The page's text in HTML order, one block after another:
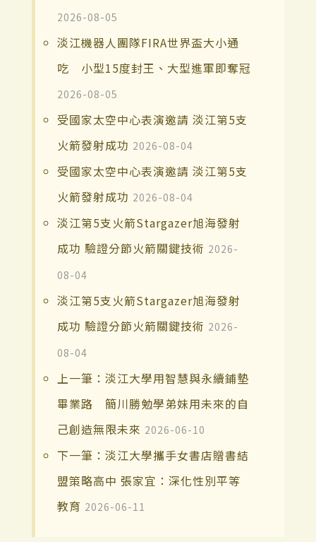
2026-08-05
淡江機器人團隊FIRA世界盃大小通
吃 小型15度封王、大型進軍即奪冠
2026-08-05
受國家太空中心表演邀請 淡江第5支
火箭發射成功 2026-08-04
受國家太空中心表演邀請 淡江第5支
火箭發射成功 2026-08-04
淡江第5支火箭Stargazer旭海發射
成功 驗證分節火箭關鍵技術 2026-
08-04
淡江第5支火箭Stargazer旭海發射
成功 驗證分節火箭關鍵技術 2026-
08-04
上一筆：淡江大學用智慧與永續鋪墊
畢業路 簡川勝勉學弟妹用未來的自
己創造無限未來 2026-06-10
下一筆：淡江大學攜手女書店贈書結
盟策略高中 張家宜：深化性別平等
教育 2026-06-11